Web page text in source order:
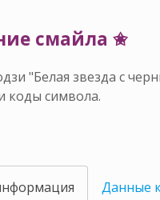
смайла ✬
"Белая звезда с
коды символа.
Данные